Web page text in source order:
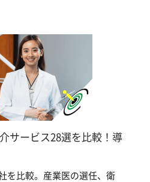
サービス28選を比較！導
を比較。産業医の選任、衛